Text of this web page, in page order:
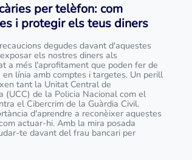
per telèfon: com
i protegir els teus diners
degudes davant d'aquestes
els nostres diners als
a més l'aprofitament que poden fer de
línia amb comptes i targetes. Un perill
tant la Unitat Central de
(UCC) de la Policia Nacional com el
el Cibercrim de la Guàrdia Civil.
d'aprendre a reconèixer aquestes
actuar-hi. Amb la mira posada
te davant del frau bancari per